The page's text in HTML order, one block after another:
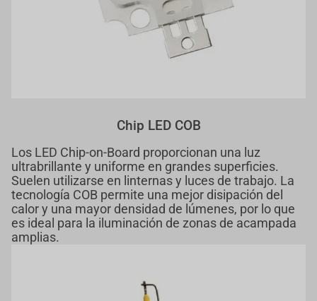
Chip LED COB
Los LED Chip-on-Board proporcionan una luz
ultrabrillante y uniforme en grandes superficies.
Suelen utilizarse en linternas y luces de trabajo. La
tecnología COB permite una mejor disipación del
calor y una mayor densidad de lúmenes, por lo que
es ideal para la iluminación de zonas de acampada
amplias.